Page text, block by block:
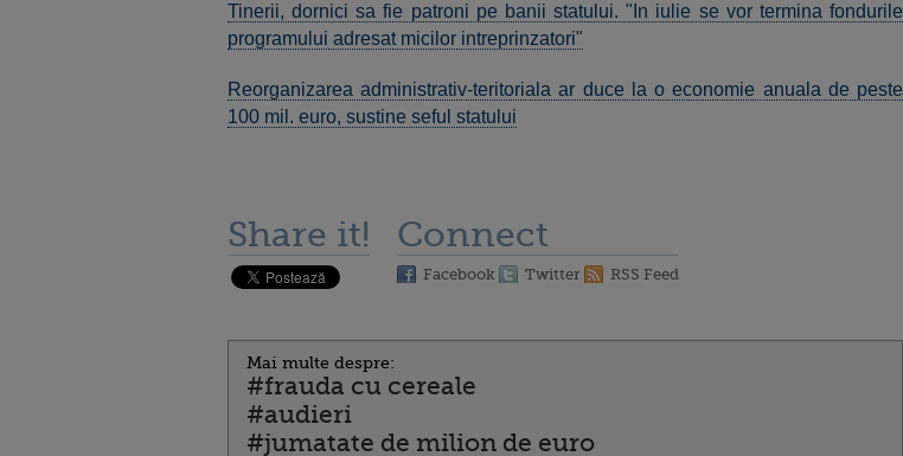
Tinerii, dornici sa fie patroni pe banii statului. "In iulie se vor termina fondurile
programului adresat micilor intreprinzatori"
Reorganizarea administrativ-teritoriala ar duce la o economie anuala de peste
100 mil. euro, sustine seful statului
Share it! Connect
Facebook Twitter RSS Feed
Mai multe despre:
#frauda cu cereale
#audieri
#jumatate de milion de euro